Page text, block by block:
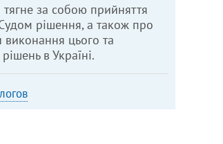
тягне за собою прийняття
рішення, а також про
виконання цього та
в Україні.